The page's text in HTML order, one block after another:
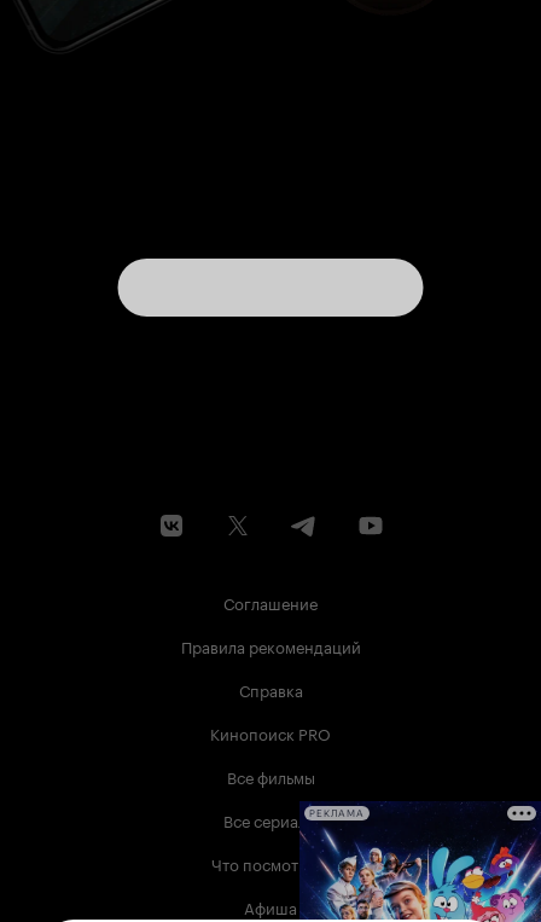
Соглашение
Правила рекомендаций
Справка
Кинопоиск PRO
Все фильмы
Все сериалы
Что посмотреть
Афиша
РЕКЛАМА